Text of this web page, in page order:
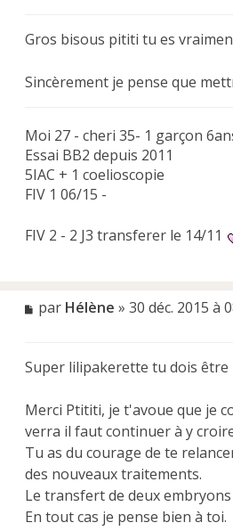
a
e
n
l
u
Gros bisous pititi tu es
Sincèrement je pense que
Moi 27 - cheri 35- 1 garçon
Essai BB2 depuis 2011
5IAC + 1 coelioscopie
FIV 1 06/15 -
FIV 2 - 2 J3 transferer le 14/11
M
a
e
n
o
n
l
u
par Hélène » 30 déc. 2015 à
Super lilipakerette tu dois
Merci Ptititi, je t'avoue que je
verra il faut continuer à y
Tu as du courage de te
des nouveaux traitements.
Le transfert de deux embryons
En tout cas je pense bien à toi.